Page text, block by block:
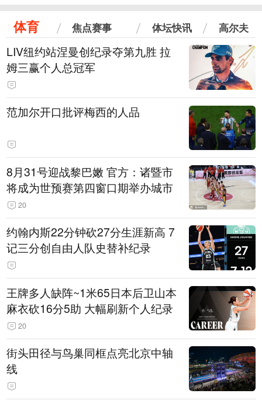
体育 焦点赛事 体坛快讯 高尔夫
LIV纽约站涅曼创纪录夺第九胜 拉
姆三赢个人总冠军
范加尔开口批评梅西的人品
8月31号迎战黎巴嫩 官方：诸暨市
将成为世预赛第四窗口期举办城市
20
约翰内斯22分钟砍27分生涯新高 7
记三分创自由人队史替补纪录
王牌多人缺阵~1米65日本后卫山本
麻衣砍16分5助 大幅刷新个人纪录
20
街头田径与鸟巢同框点亮北京中轴
线